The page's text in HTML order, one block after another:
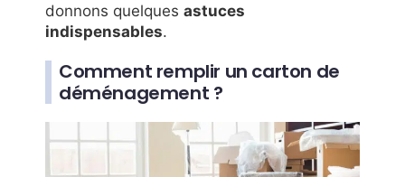
donnons quelques astuces
indispensables.
Comment remplir un carton de
déménagement ?